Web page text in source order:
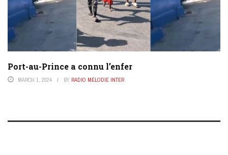
Port-au-Prince a connu l’enfer
MARCH 1, 2024 BY RADIO MÉLODIE INTER